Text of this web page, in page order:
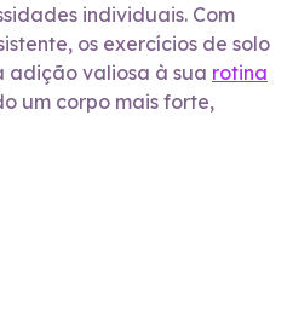
individuais. Com
os exercícios de solo
adição valiosa à sua rotina
um corpo mais forte,